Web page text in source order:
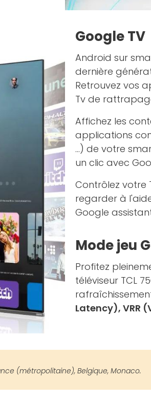
Google TV
Android sur
dernière
Retrouvez vos
Tv de
Affichez les
applications
...) de votre
un clic avec
Contrôlez votre
regarder à
Google
Mode jeu
Profitez
téléviseur TCL
Latency), VRR
(métropolitaine), Belgique, Monaco.